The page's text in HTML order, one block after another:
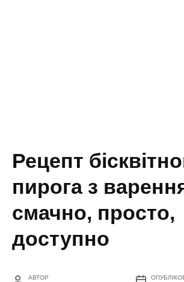
Рецепт
пирога з
смачно, просто,
доступно
АВТОР